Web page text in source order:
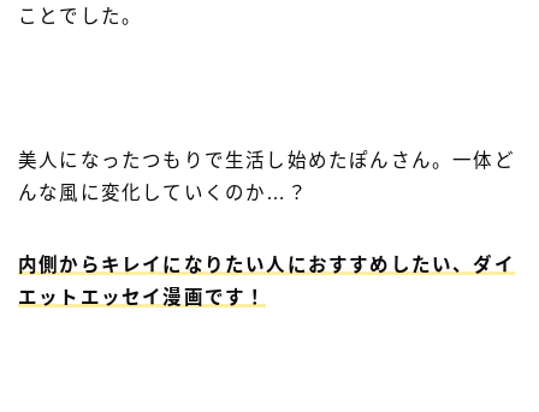
ことでした。
美人になったつもりで生活し始めたぽんさん。一体ど
んな風に変化していくのか…？
内側からキレイになりたい人におすすめしたい、ダイ
エットエッセイ漫画です！